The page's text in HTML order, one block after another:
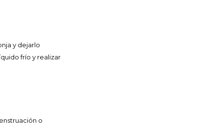
y dejarlo
frío y realizar
o